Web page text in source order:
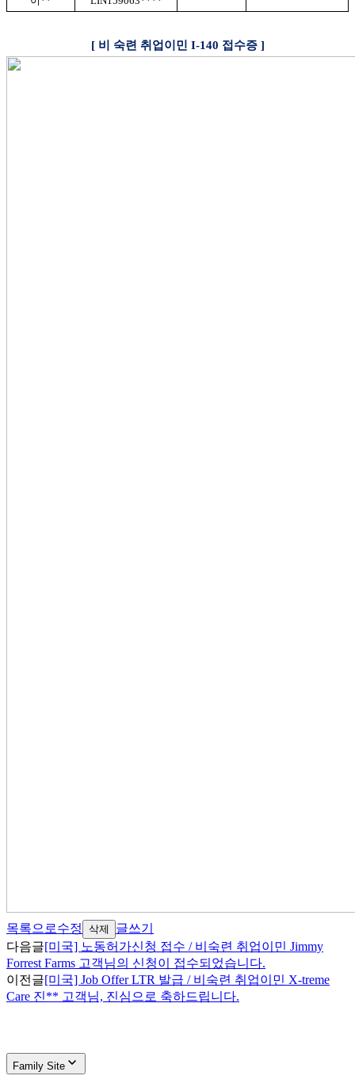
[ 비 숙련 취업이민 I-140 접수증]
목록으로수정 삭제
글쓰기
다음글[미국] 노동허가신청 접수 / 비숙련 취업이민 Jimmy
Forrest Farms 고객님의 신청이 접수되었습니다.
이전글[미국] Job Offer LTR 발급 / 비숙련 취업이민 X-treme
Care 진** 고객님, 진심으로 축하드립니다.
Family Site